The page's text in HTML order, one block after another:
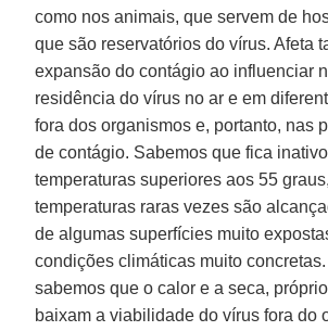
como nos animais, que servem de
que são reservatórios do vírus. Afeta
expansão do contágio ao influenciar
residência do vírus no ar e em
fora dos organismos e, portanto, nas
de contágio. Sabemos que fica
temperaturas superiores aos 55
temperaturas raras vezes são
de algumas superfícies muito
condições climáticas muito
sabemos que o calor e a seca,
baixam a viabilidade do vírus fora do